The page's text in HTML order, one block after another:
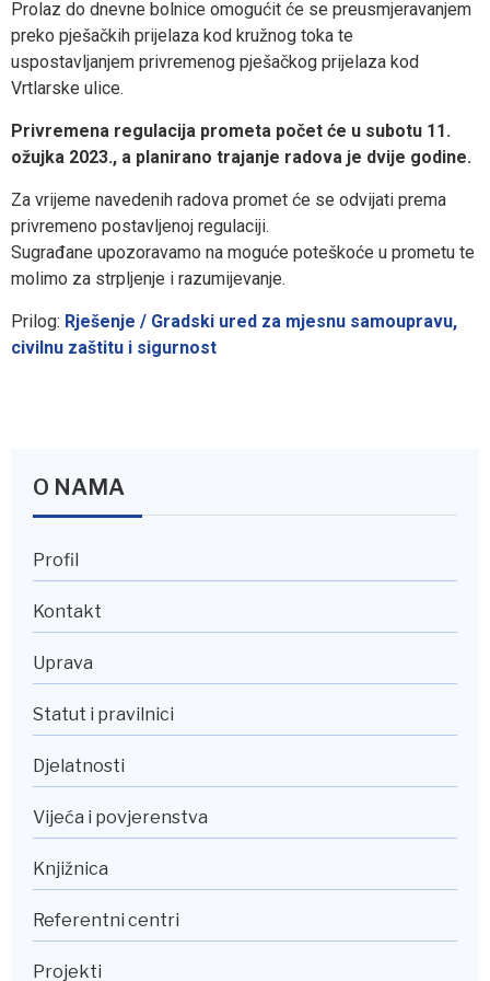
Prolaz do dnevne bolnice omogućit će se preusmjeravanjem
preko pješačkih prijelaza kod kružnog toka te
uspostavljanjem privremenog pješačkog prijelaza kod
Vrtlarske ulice.
Privremena regulacija prometa počet će u subotu 11.
ožujka 2023., a planirano trajanje radova je dvije godine.
Za vrijeme navedenih radova promet će se odvijati prema
privremeno postavljenoj regulaciji.
Sugrađane upozoravamo na moguće poteškoće u prometu te
molimo za strpljenje i razumijevanje.
Prilog: Rješenje / Gradski ured za mjesnu samoupravu,
civilnu zaštitu i sigurnost
O NAMA
Profil
Kontakt
Uprava
Statut i pravilnici
Djelatnosti
Vijeća i povjerenstva
Knjižnica
Referentni centri
Projekti